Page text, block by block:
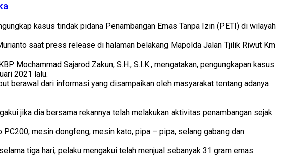
kasus tindak pidana Penambangan Emas Tanpa Izin (PETI) di wilayah
saat press release di halaman belakang Mapolda Jalan Tjilik Riwut Km
Mochammad Sajarod Zakun, S.H., S.I.K., mengatakan, pengungkapan kasus
2021 lalu.
berawal dari informasi yang disampaikan oleh masyarakat tentang adanya
jika dia bersama rekannya telah melakukan aktivitas penambangan sejak
mesin dongfeng, mesin kato, pipa – pipa, selang gabang dan
tiga hari, pelaku mengakui telah menjual sebanyak 31 gram emas